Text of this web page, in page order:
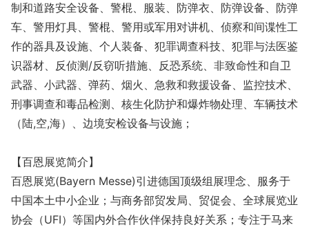
制和道路安全设备、警棍、服装、防弹衣、防弹设备、防弹
车、警用灯具、警棍、警用或军用对讲机、侦察和间谍性工
作的器具及设施、个人装备、犯罪调查科技、犯罪与法医鉴
识器材、反侦测/反窃听措施、反恐系统、非致命性和自卫
武器、小武器、弹药、烟火、急救和救援设备、监控技术、
刑事调查和毒品检测、核生化防护和爆炸物处理、车辆技术
（陆,空,海）、边境安检设备与设施；
【百恩展览简介】
百恩展览(Bayern Messe)引进德国顶级组展理念、服务于
中国本土中小企业；与商务部贸发局、贸促会、全球展览业
协会（UFI）等国内外合作伙伴保持良好关系；专注于马来